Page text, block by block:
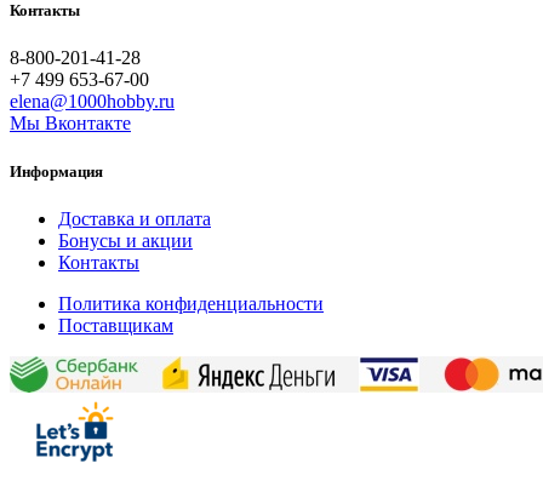
Контакты
8-800-201-41-28
+7 499 653-67-00
elena@1000hobby.ru
Мы Вконтакте
Информация
Доставка и оплата
Бонусы и акции
Контакты
Политика конфиденциальности
Поставщикам